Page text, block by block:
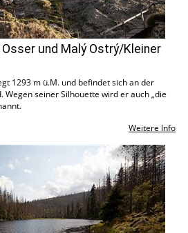
und Malý Ostrý/Kleiner
1293 m ü.M. und befindet sich an der
Wegen seiner Silhouette wird er auch „die
Weitere Info